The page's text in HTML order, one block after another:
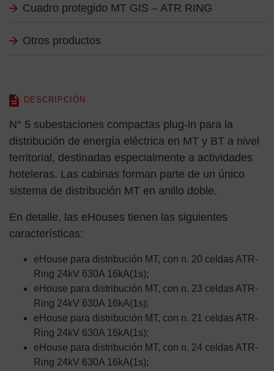
Cuadro protegido MT GIS – ATR RING
Otros productos
DESCRIPCIÒN
N° 5 subestaciones compactas plug-in para la
distribución de energía eléctrica en MT y BT a nivel
territorial, destinadas especialmente a actividades
hoteleras. Las cabinas forman parte de un único
sistema de distribución MT en anillo doble.
En detalle, las eHouses tienen las siguientes
características:
eHouse para distribución MT, con n. 20 celdas ATR-
Ring 24kV 630A 16kA(1s);
eHouse para distribución MT, con n. 23 celdas ATR-
Ring 24kV 630A 16kA(1s);
eHouse para distribución MT, con n. 21 celdas ATR-
Ring 24kV 630A 16kA(1s);
eHouse para distribución MT, con n. 24 celdas ATR-
Ring 24kV 630A 16kA(1s);